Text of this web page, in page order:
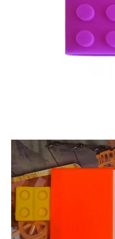
...уже сейчас
Участвуйте в